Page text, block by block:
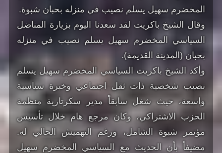
المخضرم سهيل يسلم نصيب في منزله بحبان شبوة.
وقال الشيخ باكريت لقد سعدنا اليوم بزيارة المناضل
السياسي المخضرم سهيل يسلم نصيب في منزله
بحبان (المدينة القديمة).
وأكد الشيخ باكريت السياسي المخضرم سهيل يسلم
نصيب شخصية ذات ثقل اجتماعي وخبرة سياسية
واسعة، حيث شغل سابقاً مدير سكرتارية منظمة
الحزب الاشتراكي، وكان مرجع هام خلال تأسيس
مؤتمر شبوة الشامل، ورغم التهميش الحالي له.
مضيفاً بأن الحديث مع السياسي المخضرم سهيل